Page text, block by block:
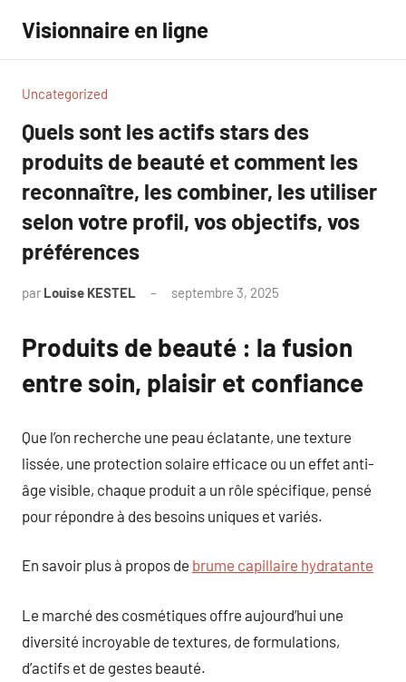
contenu
Visionnaire en ligne
Uncategorized
Quels sont les actifs stars des
produits de beauté et comment les
reconnaître, les combiner, les utiliser
selon votre profil, vos objectifs, vos
préférences
par Louise KESTEL septembre 3, 2025
Produits de beauté : la fusion
entre soin, plaisir et confiance
Que l’on recherche une peau éclatante, une texture
lissée, une protection solaire efficace ou un effet anti-
âge visible, chaque produit a un rôle spécifique, pensé
pour répondre à des besoins uniques et variés.
En savoir plus à propos de brume capillaire hydratante
Le marché des cosmétiques offre aujourd’hui une
diversité incroyable de textures, de formulations,
d’actifs et de gestes beauté.